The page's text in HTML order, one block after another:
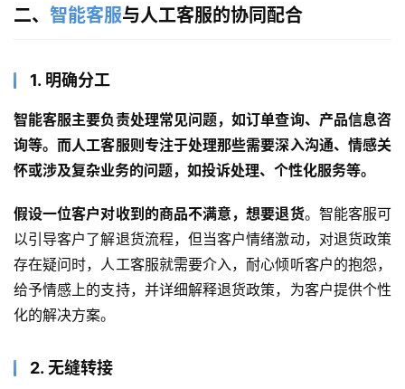
二、 智能客服与人工客服的协同配合
1. 明确分工
智能客服主要负责处理常见问题，如订单查询、产品信息咨
询等。而人工客服则专注于处理那些需要深入沟通、情感关
怀或涉及复杂业务的问题，如投诉处理、个性化服务等。
假设一位客户对收到的商品不满意，想要退货。智能客服可
以引导客户了解退货流程，但当客户情绪激动，对退货政策
存在疑问时，人工客服就需要介入，耐心倾听客户的抱怨，
给予情感上的支持，并详细解释退货政策，为客户提供个性
化的解决方案。
2. 无缝转接